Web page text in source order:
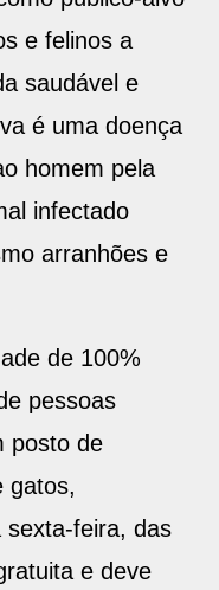
e felinos a
saudável e
é uma doença
homem pela
infectado
arranhões e
de 100%
pessoas
posto de
gatos,
sexta-feira, das
e deve